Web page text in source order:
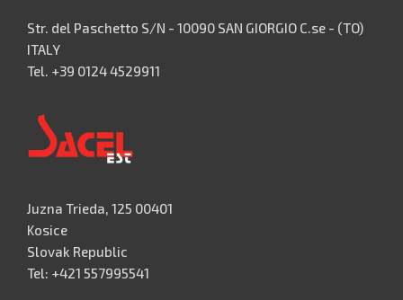
Str. del Paschetto S/N - 10090 SAN GIORGIO C.se - (TO)
ITALY
Tel. +39 0124 4529911
Juzna Trieda, 125 00401
Kosice
Slovak Republic
Tel: +421 557995541